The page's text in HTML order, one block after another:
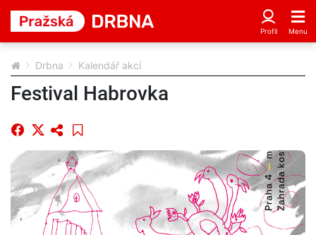
Drbna Kalendář akcí
Festival Habrovka